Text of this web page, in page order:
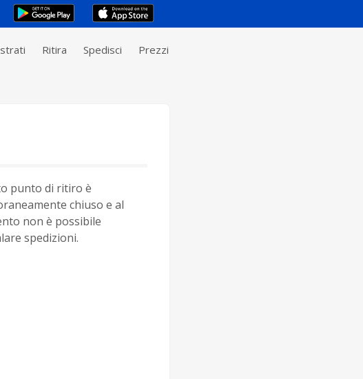
Ritira Spedisci Prezzi
punto di ritiro è
chiuso e al
non è possibile
spedizioni.